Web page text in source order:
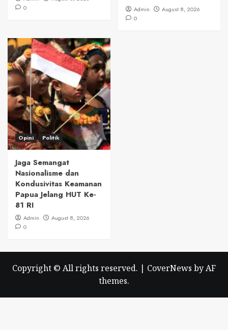
0
Admin
August 8, 2026
0
Opini Politik
Jaga Semangat
Nasionalisme dan
Kondusivitas Keamanan
Papua Jelang HUT Ke-
81 RI
Admin
August 8, 2026
0
Copyright © All rights reserved. | CoverNews by AF
themes.